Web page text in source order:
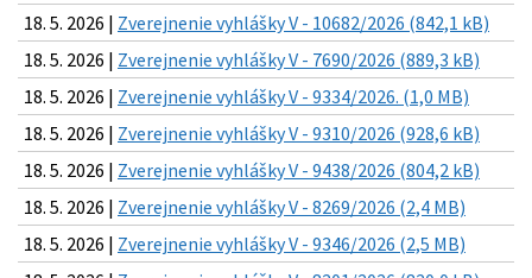
18. 5. 2026 | Zverejnenie vyhlášky V - 10682/2026 (842,1 kB)
18. 5. 2026 | Zverejnenie vyhlášky V - 7690/2026 (889,3 kB)
18. 5. 2026 | Zverejnenie vyhlášky V - 9334/2026. (1,0 MB)
18. 5. 2026 | Zverejnenie vyhlášky V - 9310/2026 (928,6 kB)
18. 5. 2026 | Zverejnenie vyhlášky V - 9438/2026 (804,2 kB)
18. 5. 2026 | Zverejnenie vyhlášky V - 8269/2026 (2,4 MB)
18. 5. 2026 | Zverejnenie vyhlášky V - 9346/2026 (2,5 MB)